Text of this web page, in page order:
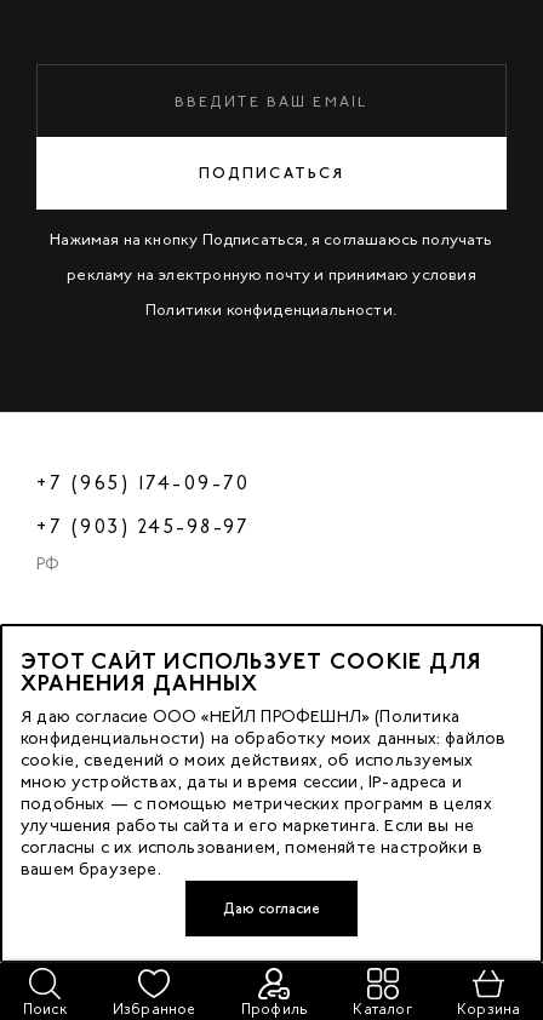
ПОДПИСАТЬСЯ
Нажимая на кнопку Подписаться, я соглашаюсь получать
рекламу на электронную почту и принимаю условия
Политики конфиденциальности.
+7 (965) 174-09-70
+7 (903) 245-98-97
РФ
2023 © OOO «Нейл Профешнл».
Все права защищены.
Разработка сайта — FACE FAMILY
Москва, м. Калужская,
ул. Бутлерова д. 17
«БЦ Нео Гео»^
этаж. 3, офис 3079
Поиск Избранное Профиль Каталог Корзина
ЭТОТ САЙТ ИСПОЛЬЗУЕТ COOKIE ДЛЯ
ХРАНЕНИЯ ДАННЫХ
Я даю согласие ООО «НЕЙЛ ПРОФЕШНЛ» (Политика
конфиденциальности) на обработку моих данных: файлов
cookie, сведений о моих действиях, об используемых
мною устройствах, даты и время сессии, IP-адреса и
подобных — с помощью метрических программ в целях
улучшения работы сайта и его маркетинга. Если вы не
согласны с их использованием, поменяйте настройки в
вашем браузере.
Даю согласие